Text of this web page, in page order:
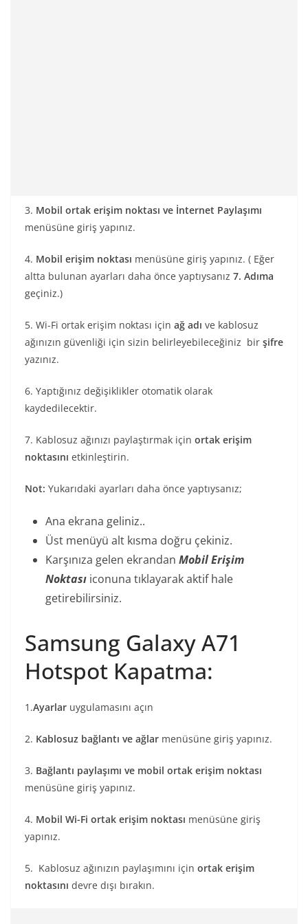
3. Mobil ortak erişim noktası ve İnternet Paylaşımı
menüsüne giriş yapınız.
4. Mobil erişim noktası menüsüne giriş yapınız. ( Eğer
altta bulunan ayarları daha önce yaptıysanız 7. Adıma
geçiniz.)
5. Wi-Fi ortak erişim noktası için ağ adı ve kablosuz
ağınızın güvenliği için sizin belirleyebileceğiniz bir şifre
yazınız.
6. Yaptığınız değişiklikler otomatik olarak
kaydedilecektir.
7. Kablosuz ağınızı paylaştırmak için ortak erişim
noktasını etkinleştirin.
Not: Yukarıdaki ayarları daha önce yaptıysanız;
Ana ekrana geliniz..
Üst menüyü alt kısma doğru çekiniz.
Karşınıza gelen ekrandan Mobil Erişim
Noktası iconuna tıklayarak aktif hale
getirebilirsiniz.
Samsung Galaxy A71
Hotspot Kapatma:
1.Ayarlar uygulamasını açın
2. Kablosuz bağlantı ve ağlar menüsüne giriş yapınız.
3. Bağlantı paylaşımı ve mobil ortak erişim noktası
menüsüne giriş yapınız.
4. Mobil Wi-Fi ortak erişim noktası menüsüne giriş
yapınız.
5. Kablosuz ağınızın paylaşımını için ortak erişim
noktasını devre dışı bırakın.